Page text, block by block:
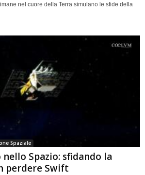
nel cuore della Terra simulano le sfide della
Spaziale
Spazio: sfidando la
perdere Swift